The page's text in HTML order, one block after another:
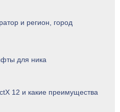
и регион, город
для ника
12 и какие преимущества